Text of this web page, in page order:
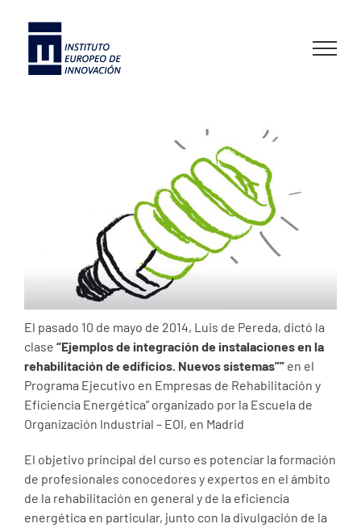
content
El pasado 10 de mayo de 2014, Luis de Pereda, dictó la
clase “Ejemplos de integración de instalaciones en la
rehabilitación de edificios. Nuevos sistemas”” en el
Programa Ejecutivo en Empresas de Rehabilitación y
Eficiencia Energética” organizado por la Escuela de
Organización Industrial – EOI, en Madrid
El objetivo principal del curso es potenciar la formación
de profesionales conocedores y expertos en el ámbito
de la rehabilitación en general y de la eficiencia
energética en particular, junto con la divulgación de la